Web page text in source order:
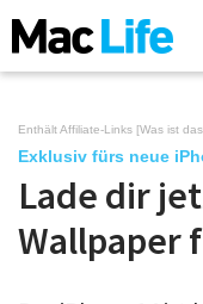
News
iPhone
Enthält Affiliate-Links [Was ist
Exklusiv fürs neue
Lade dir
Wallpaper